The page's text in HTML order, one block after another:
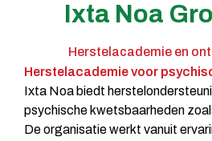
Ixta Noa
Herstelacademie en
Herstelacademie voor
Ixta Noa biedt
psychische kwetsbaarheden
De organisatie werkt vanuit